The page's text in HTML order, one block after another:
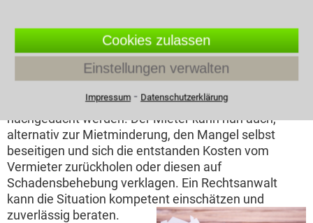
Vermieter zu informieren, um ihm die Möglichkeit zu
geben den entstandenen Mangel zu korrigieren. Nur
wenn er nach Kenntnisnahme des Mängels nichts zu
dessen Behebung unternimmt, kann über eine
Mietminderung als mögliche Konsequenz
nachgedacht werden. Der Mieter kann nun auch,
alternativ zur Mietminderung, den Mangel selbst
beseitigen und sich die entstanden Kosten vom
Vermieter zurückholen oder diesen auf
Schadensbehebung verklagen. Ein Rechtsanwalt
kann die Situation kompetent einschätzen und
zuverlässig beraten.
Cookies zulassen
Einstellungen verwalten
Impressum⁃ Datenschutzerklärung